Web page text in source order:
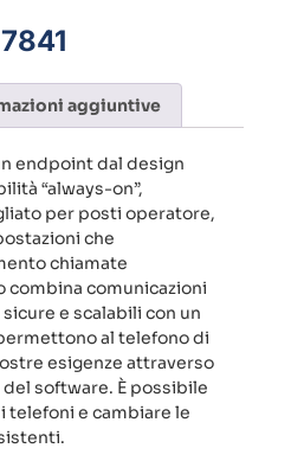
aggiuntive
endpoint dal design
“always-on”,
per posti operatore,
che
chiamate
comunicazioni
e scalabili con un
al telefono di
esigenze attraverso
software. È possibile
telefoni e cambiare le